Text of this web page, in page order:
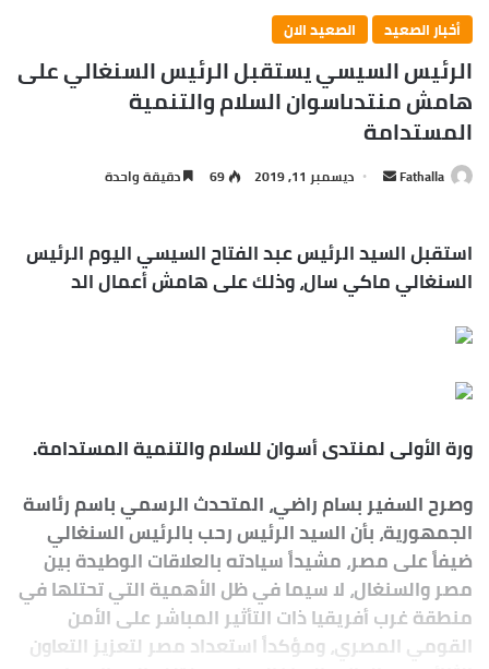
أخبار الصعيد
الصعيد الان
الرئيس السيسي يستقبل الرئيس السنغالي على
هامش منتدىاسوان السلام والتنمية
المستدامة
Fathalla
ل
ب
ل
ر
و
ن
ي
ا
ديسمبر 11, 2019 69 دقيقة واحدة
استقبل السيد الرئيس عبد الفتاح السيسي اليوم الرئيس
السنغالي ماكي سال، وذلك على هامش أعمال الد
ورة الأولى لمنتدى أسوان للسلام والتنمية المستدامة.
وصرح السفير بسام راضي، المتحدث الرسمي باسم رئاسة
الجمهورية، بأن السيد الرئيس رحب بالرئيس السنغالي
ضيفاً على مصر، مشيداً سيادته بالعلاقات الوطيدة بين
مصر والسنغال، لا سيما في ظل الأهمية التي تحتلها في
منطقة غرب أفريقيا ذات التأثير المباشر على الأمن
القومي المصري، ومؤكداً استعداد مصر لتعزيز التعاون